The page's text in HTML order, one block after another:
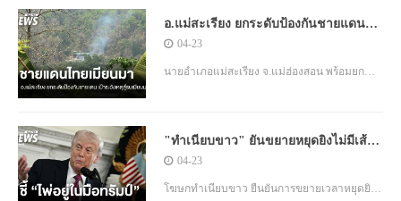
อ.แม่สะเรียง ยกระดับป้องกันชายแดน
เฝ้าระวังสถานการณ์สู้รบในเมียนมา
04-23
นายอำเภอแม่สะเรียง จ.แม่ฮ่องสอน พร้อมยก
พร้อมเตรียมหลุมหลบภัยและศูนย์พักพิง รองรับ
สถานการณ์ฉุกเฉิน
"ทำเนียบขาว" ยันขยายหยุดยิงไม่มีเส้น
ตาย ชี้ไพ่ทุกใบอยู่ในมือทรัมป์
04-23
โฆษกทำเนียบขาว ยืนยันการขยายเวลาหยุดยิง